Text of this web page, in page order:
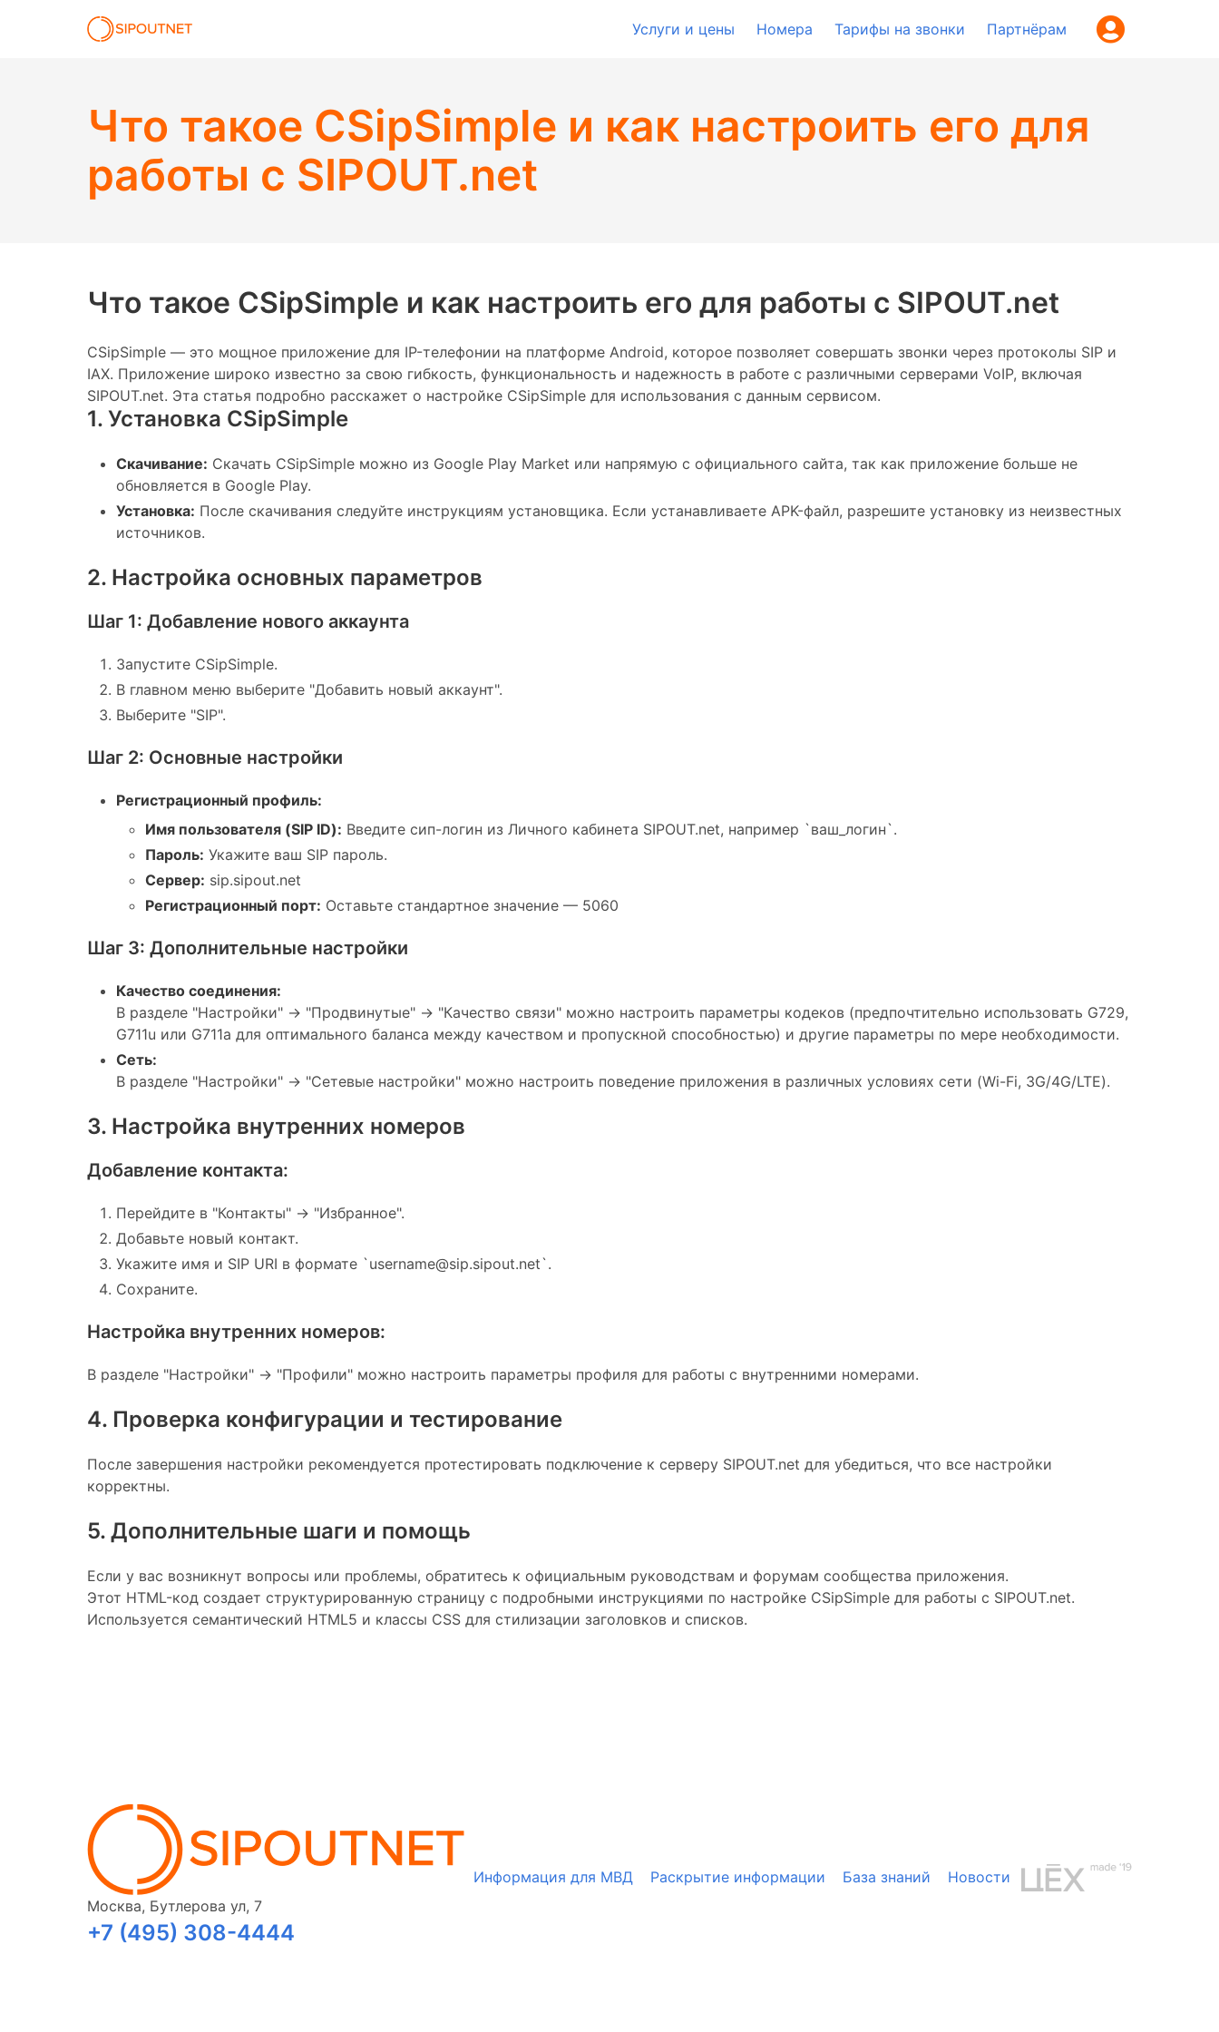
Услуги и цены Номера Тарифы на звонки Партнёрам
Что такое CSipSimple и как настроить его для
работы с SIPOUT.net
Что такое CSipSimple и как настроить его для работы с SIPOUT.net
CSipSimple — это мощное приложение для IP-телефонии на платформе Android, которое позволяет совершать звонки через протоколы SIP и
IAX. Приложение широко известно за свою гибкость, функциональность и надежность в работе с различными серверами VoIP, включая
SIPOUT.net. Эта статья подробно расскажет о настройке CSipSimple для использования с данным сервисом.
1. Установка CSipSimple
Скачивание: Скачать CSipSimple можно из Google Play Market или напрямую с официального сайта, так как приложение больше не
обновляется в Google Play.
Установка: После скачивания следуйте инструкциям установщика. Если устанавливаете APK-файл, разрешите установку из неизвестных
источников.
2. Настройка основных параметров
Шаг 1: Добавление нового аккаунта
Запустите CSipSimple.
В главном меню выберите "Добавить новый аккаунт".
Выберите "SIP".
Шаг 2: Основные настройки
Регистрационный профиль:
Имя пользователя (SIP ID): Введите сип-логин из Личного кабинета SIPOUT.net, например `ваш_логин`.
Пароль: Укажите ваш SIP пароль.
Сервер: sip.sipout.net
Регистрационный порт: Оставьте стандартное значение — 5060
Шаг 3: Дополнительные настройки
Качество соединения:
В разделе "Настройки" -> "Продвинутые" -> "Качество связи" можно настроить параметры кодеков (предпочтительно использовать G729,
G711u или G711a для оптимального баланса между качеством и пропускной способностью) и другие параметры по мере необходимости.
Сеть:
В разделе "Настройки" -> "Сетевые настройки" можно настроить поведение приложения в различных условиях сети (Wi-Fi, 3G/4G/LTE).
3. Настройка внутренних номеров
Добавление контакта:
Перейдите в "Контакты" -> "Избранное".
Добавьте новый контакт.
Укажите имя и SIP URI в формате `username@sip.sipout.net`.
Сохраните.
Настройка внутренних номеров:
В разделе "Настройки" -> "Профили" можно настроить параметры профиля для работы с внутренними номерами.
4. Проверка конфигурации и тестирование
После завершения настройки рекомендуется протестировать подключение к серверу SIPOUT.net для убедиться, что все настройки
корректны.
5. Дополнительные шаги и помощь
Если у вас возникнут вопросы или проблемы, обратитесь к официальным руководствам и форумам сообщества приложения.
Этот HTML-код создает структурированную страницу с подробными инструкциями по настройке CSipSimple для работы с SIPOUT.net.
Используется семантический HTML5 и классы CSS для стилизации заголовков и списков.
Москва, Бутлерова ул, 7
+7 (495) 308-4444
Информация для МВД Раскрытие информации База знаний Новости